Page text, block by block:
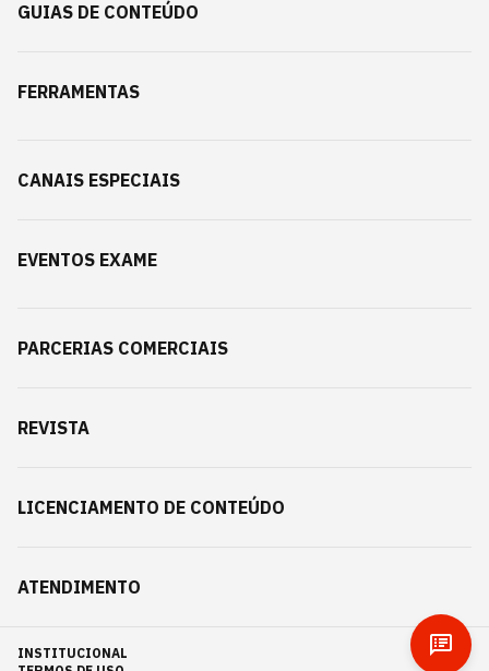
GUIAS DE CONTEÚDO
FERRAMENTAS
CANAIS ESPECIAIS
EVENTOS EXAME
PARCERIAS COMERCIAIS
REVISTA
LICENCIAMENTO DE CONTEÚDO
ATENDIMENTO
INSTITUCIONAL